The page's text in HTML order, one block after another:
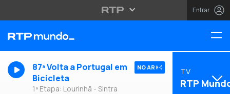
Entrar
87ª Volta a Portugal em
Bicicleta
1ª Etapa: Lourinhã - Sintra
NO AR TV
RTP